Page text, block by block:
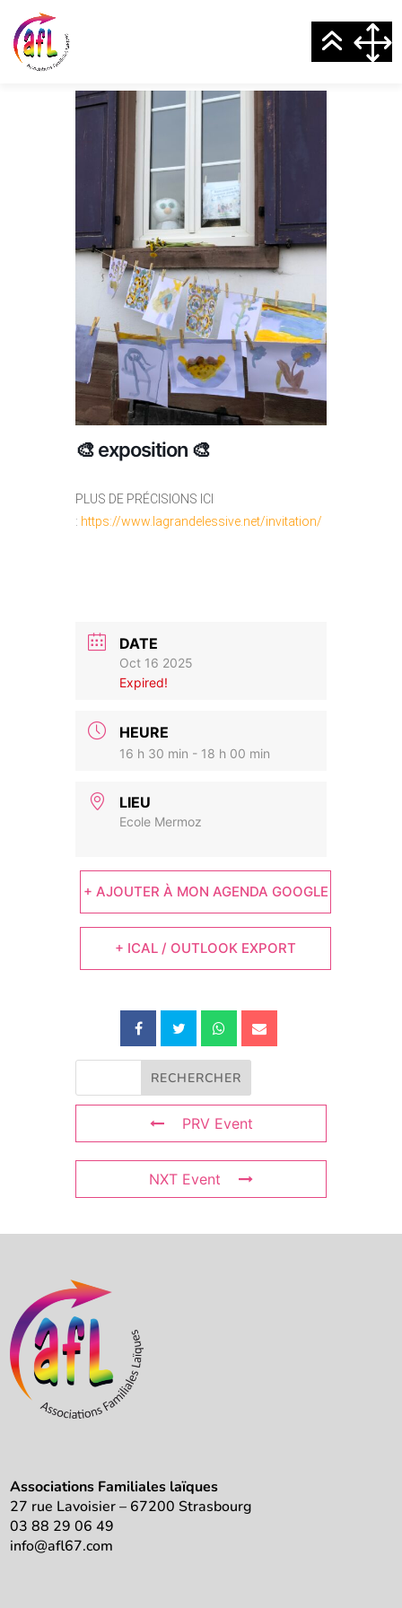
🎨 exposition 🎨
PLUS DE PRÉCISIONS ICI
: https://www.lagrandelessive.net/invitation/
DATE
Oct 16 2025
Expired!
HEURE
16 h 30 min - 18 h 00 min
LIEU
Ecole Mermoz
+ AJOUTER À MON AGENDA GOOGLE
+ ICAL / OUTLOOK EXPORT
PRV Event
NXT Event
Associations Familiales laïques
27 rue Lavoisier – 67200 Strasbourg
03 88 29 06 49
info@afl67.com